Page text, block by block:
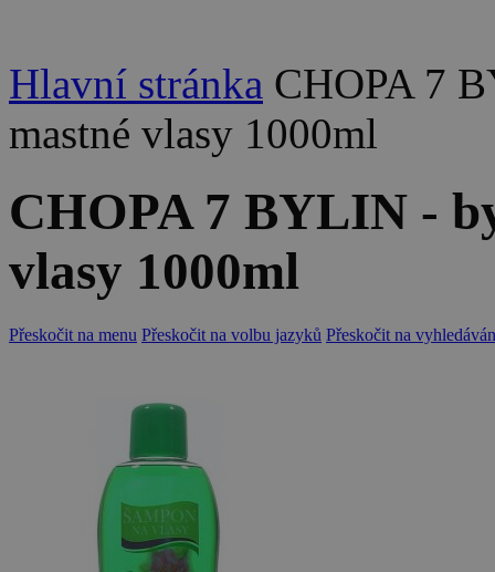
Hlavní stránka CHOPA 7
mastné vlasy 1000ml
CHOPA 7 BYLIN -
vlasy 1000ml
Přeskočit na menu Přeskočit na volbu jazyků Přeskočit na